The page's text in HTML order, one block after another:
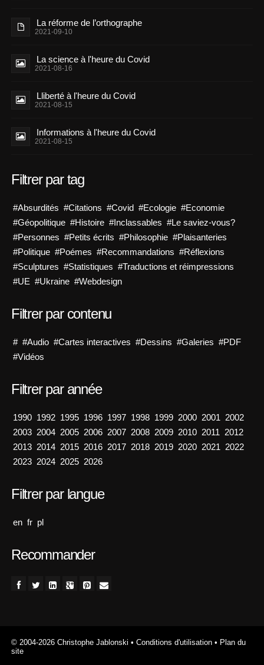
La réforme de l’orthographe
2021-09-10
La science à l'heure du Covid
2021-08-16
Lliberté à l'heure du Covid
2021-08-15
Informations à l'heure du Covid
2021-08-15
Filtrer par tag
#Absurdités #Citations #Covid #Ecologie #Economie
#Géopolitique #Histoire #Inclassables #Le saviez-vous?
#Personnes #Petits écrits #Philosophie #Plaisanteries
#Politique #Poémes #Recommandations #Réflexions
#Sculptures #Statistiques #Traductions et réimpressions
#UE #Ukraine #Webdesign
Filtrer par contenu
# #Audio #Cartes interactives #Dessins #Galeries #PDF
#Vidéos
Filtrer par année
1990 1992 1995 1996 1997 1998 1999 2000 2001 2002
2003 2004 2005 2006 2007 2008 2009 2010 2011 2012
2013 2014 2015 2016 2017 2018 2019 2020 2021 2022
2023 2024 2025 2026
Filtrer par langue
en fr pl
Recommander
© 2004-2026 Christophe Jablonski • Conditions d'utilisation • Plan du
site